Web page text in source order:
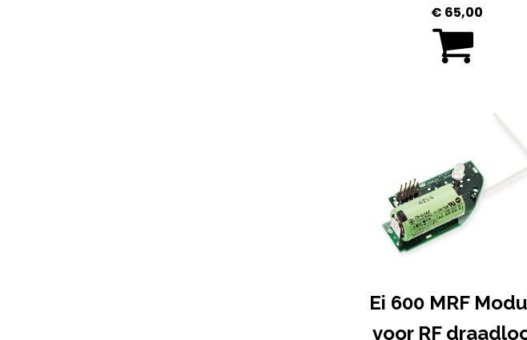
€ 65,00
Ei 600 MRF
voor RF